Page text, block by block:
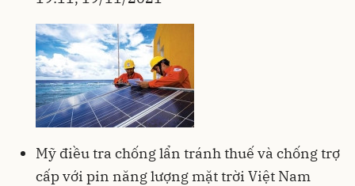
Mỹ điều tra chống lẩn tránh thuế và chống trợ
cấp với pin năng lượng mặt trời Việt Nam